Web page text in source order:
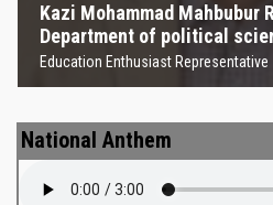
Kazi Mohammad
Department of political
Education Enthusiast Representative
National Anthem